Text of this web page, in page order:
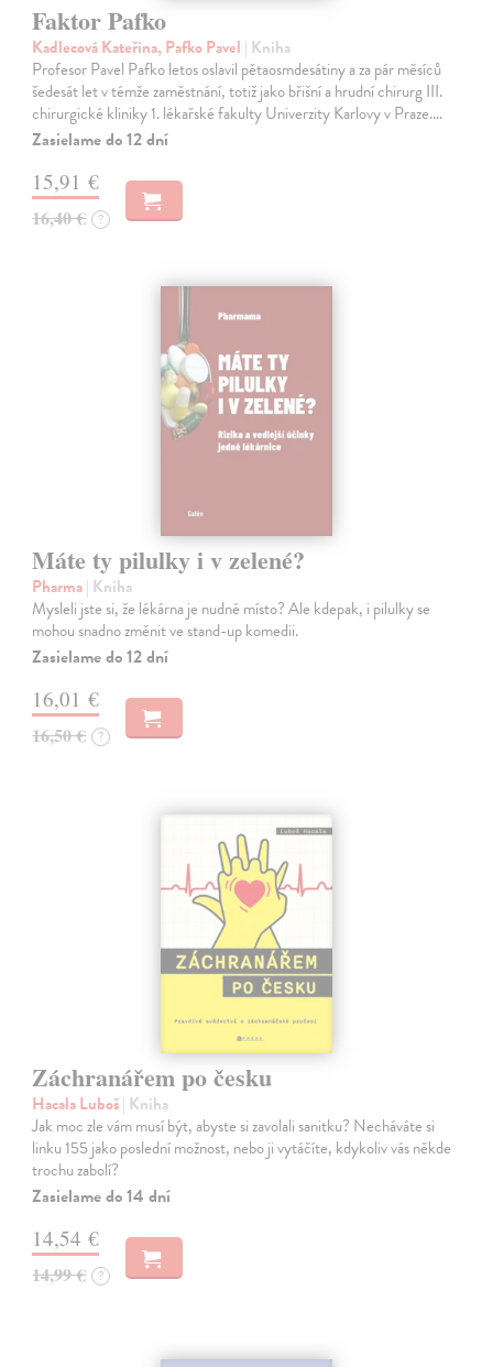
Faktor Pafko
Kadlecová Kateřina, Pafko Pavel | Kniha
Profesor Pavel Pafko letos oslavil pětaosmdesátiny a za pár měsíců
šedesát let v témže zaměstnání, totiž jako břišní a hrudní chirurg III.
chirurgické kliniky 1. lékařské fakulty Univerzity Karlovy v Praze.…
Zasielame do 12 dní
15,91 €
16,40 € ?
Máte ty pilulky i v zelené?
Pharma| Kniha
Mysleli jste si, že lékárna je nudné místo? Ale kdepak, i pilulky se
mohou snadno změnit ve stand-up komedii.
Zasielame do 12 dní
16,01 €
16,50 € ?
Záchranářem po česku
Hacala Luboš| Kniha
Jak moc zle vám musí být, abyste si zavolali sanitku? Necháváte si
linku 155 jako poslední možnost, nebo ji vytáčíte, kdykoliv vás někde
trochu zabolí?
Zasielame do 14 dní
14,54 €
14,99 € ?